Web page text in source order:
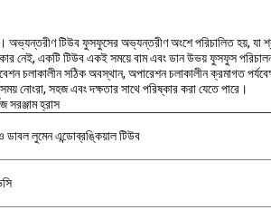
অভ্যন্তরীণ টিউব ফুসফুসের অভ্যন্তরীণ অংশে পরিচালিত হয়, যা
নেই, একটি টিউব একই সময়ে বাম এবং ডান উভয় ফুসফুস
চলাকালীন সঠিক অবস্থান, অপারেশন চলাকালীন ক্রমাগত
নোংরা, সহজ এবং দক্ষতার সাথে পরিষ্কার করা যেতে পারে।
সরঞ্জাম হ্রাস
ডাবল লুমেন এন্ডোব্রঙ্কিয়াল টিউব